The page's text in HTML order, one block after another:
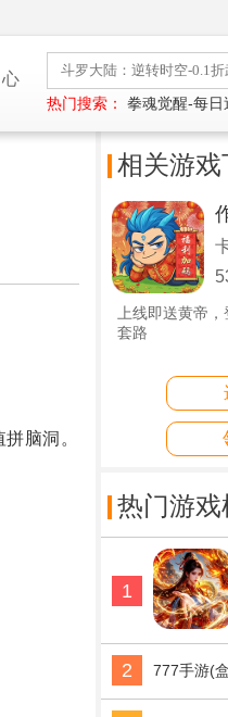
热门搜索： 拳魂觉醒-每日
脑洞。
相关游戏
上线即送黄帝
套路
热门游戏
1
2 777手游(